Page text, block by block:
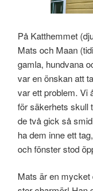
På Katthemmet
Mats och Maan
gamla, hundvana
var en önskan att
var ett problem. Vi
för säkerhets skull
de två gick så
ha dem inne ett
och fönster stod
Mats är en